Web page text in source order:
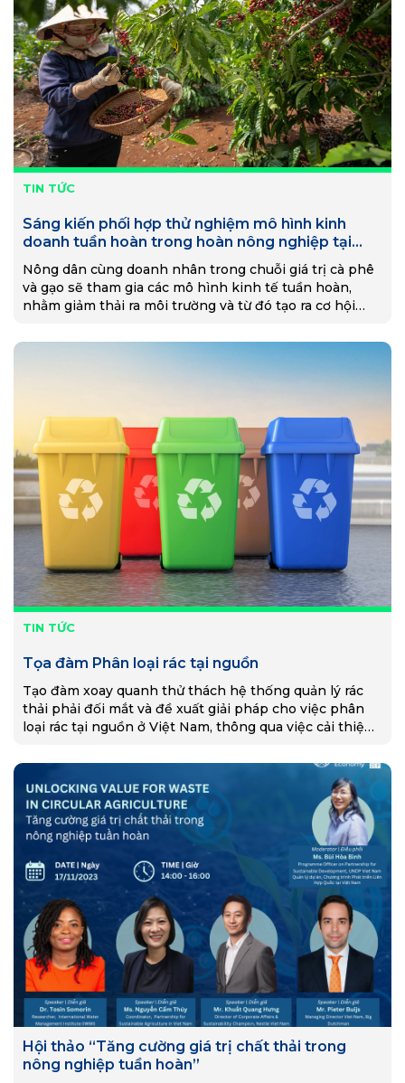
TIN TỨC
Sáng kiến phối hợp thử nghiệm mô hình kinh
doanh tuần hoàn trong hoàn nông nghiệp tại
Việt Nam
Nông dân cùng doanh nhân trong chuỗi giá trị cà phê
và gạo sẽ tham gia các mô hình kinh tế tuần hoàn,
nhằm giảm thải ra môi trường và từ đó tạo ra cơ hội
TIN TỨC
Tọa đàm Phân loại rác tại nguồn
Tạo đàm xoay quanh thử thách hệ thống quản lý rác
thải phải đối mắt và đề xuất giải pháp cho việc phân
loại rác tại nguồn ở Việt Nam, thông qua việc cải thiện
Hội thảo “Tăng cường giá trị chất thải trong
nông nghiệp tuần hoàn”